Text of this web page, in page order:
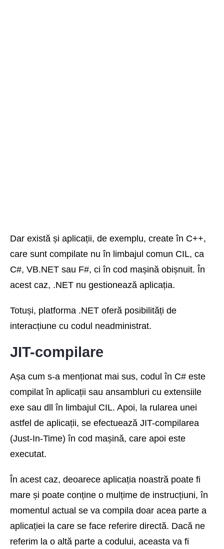
Dar există și aplicații, de exemplu, create în C++,
care sunt compilate nu în limbajul comun CIL, ca
C#, VB.NET sau F#, ci în cod mașină obișnuit. În
acest caz, .NET nu gestionează aplicația.
Totuși, platforma .NET oferă posibilități de
interacțiune cu codul neadministrat.
JIT-compilare
Așa cum s-a menționat mai sus, codul în C# este
compilat în aplicații sau ansambluri cu extensiile
exe sau dll în limbajul CIL. Apoi, la rularea unei
astfel de aplicații, se efectuează JIT-compilarea
(Just-In-Time) în cod mașină, care apoi este
executat.
În acest caz, deoarece aplicația noastră poate fi
mare și poate conține o mulțime de instrucțiuni, în
momentul actual se va compila doar acea parte a
aplicației la care se face referire directă. Dacă ne
referim la o altă parte a codului, aceasta va fi